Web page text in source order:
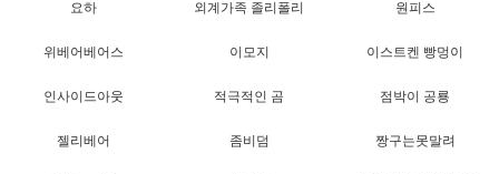
요하 외계가족 졸리폴리 원피스
위베어베어스 이모지 이스트켄 빵멍이
인사이드아웃 적극적인 곰 점박이 공룡
젤리베어 좀비덤 짱구는못말려